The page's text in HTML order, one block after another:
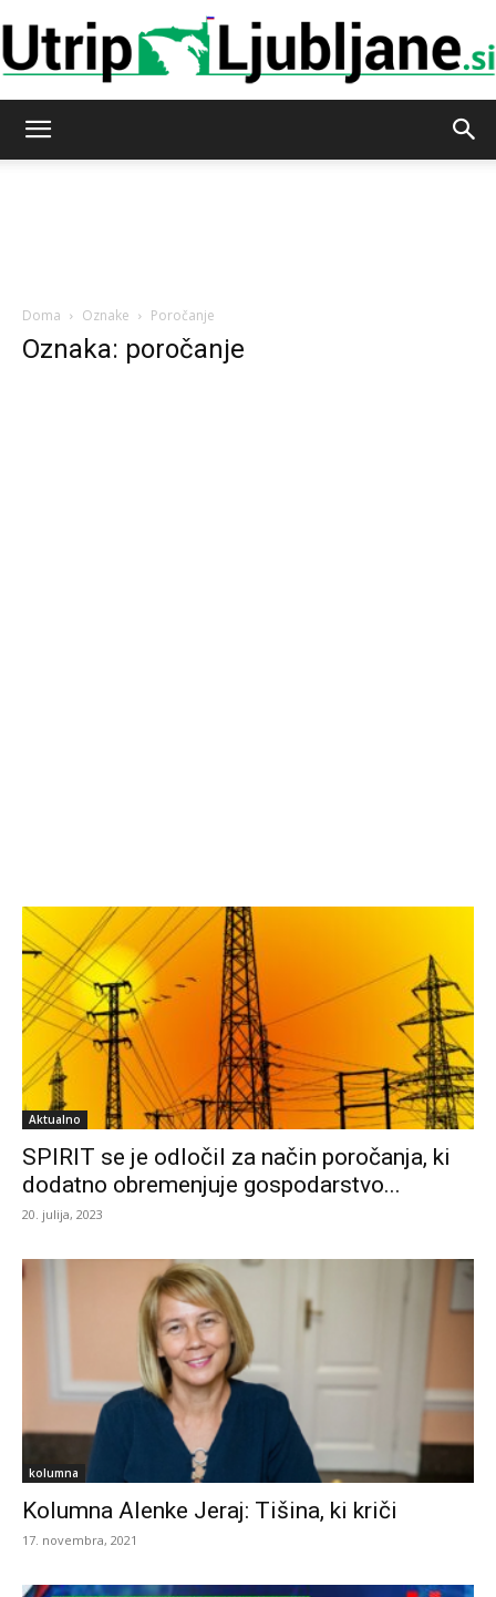
Doma Oznake Poročanje
Oznaka: poročanje
Aktualno
SPIRIT se je odločil za način poročanja, ki
dodatno obremenjuje gospodarstvo...
20. julija, 2023
kolumna
Kolumna Alenke Jeraj: Tišina, ki kriči
17. novembra, 2021